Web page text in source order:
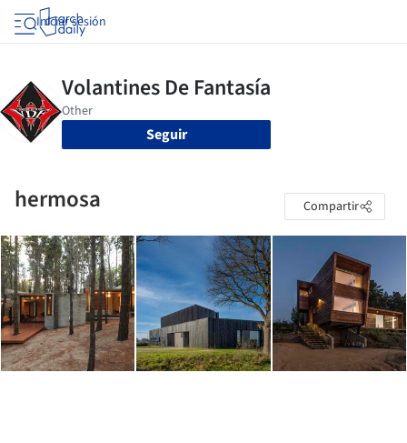
Iniciar sesión
Seguir
hermosa Compartir